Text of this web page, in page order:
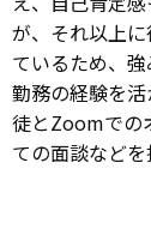
が、それ以上
ているため、
勤務の経験を
徒とZoomでの
ての面談などを